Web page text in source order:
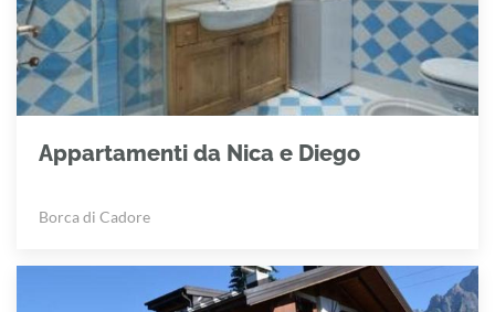
Appartamenti da Nica e Diego
Borca di Cadore